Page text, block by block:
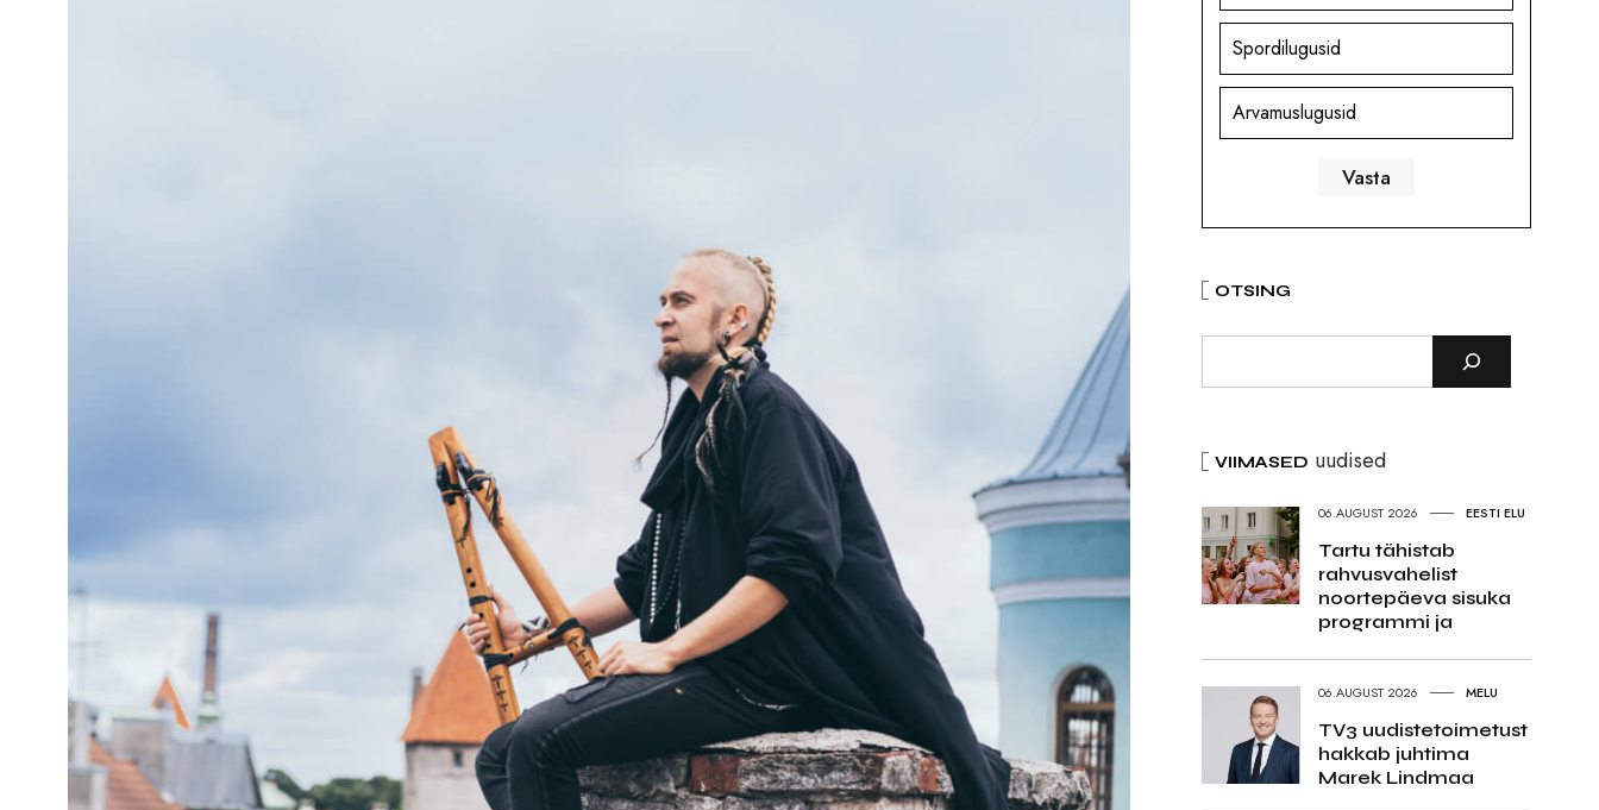
Spordilugusid
Arvamuslugusid
OTSING
VIIMASED uudised
06.AUGUST 2026 EESTI ELU
Tartu tähistab
rahvusvahelist
noortepäeva sisuka
programmi ja
06.AUGUST 2026 MELU
TV3 uudistetoimetust
hakkab juhtima
Marek Lindmaa